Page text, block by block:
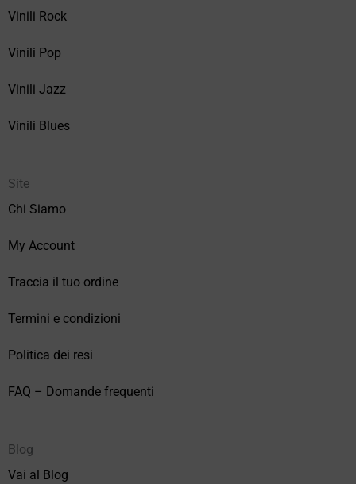
Vinili Rock
Vinili Pop
Vinili Jazz
Vinili Blues
Site
Chi Siamo
My Account
Traccia il tuo ordine
Termini e condizioni
Politica dei resi
FAQ – Domande frequenti
Blog
Vai al Blog